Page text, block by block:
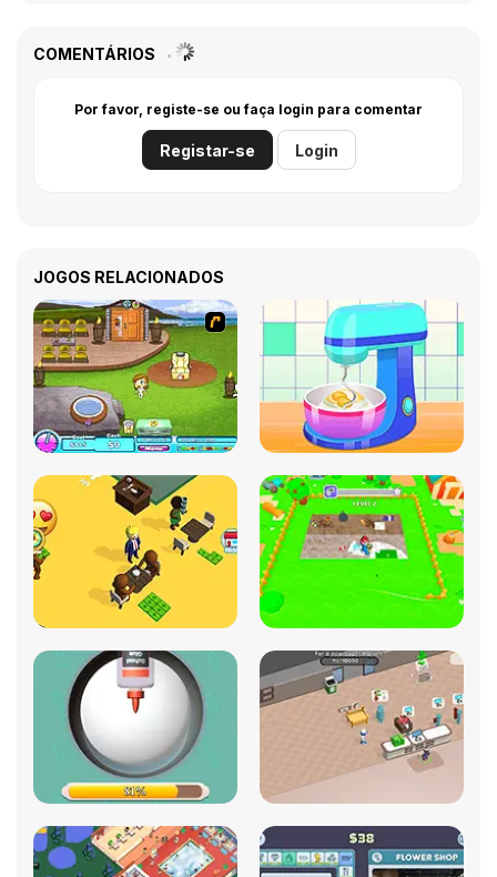
COMENTÁRIOS
Por favor, registe-se ou faça login para comentar
Registar-se Login
JOGOS RELACIONADOS